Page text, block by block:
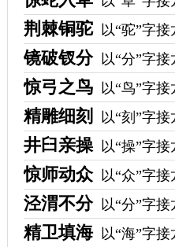
荆棘铜驼 以“驼”字接
镜破钗分 以“分”字接
惊弓之鸟 以“鸟”字接
精雕细刻 以“刻”字接
井臼亲操 以“操”字接
惊师动众 以“众”字接
泾渭不分 以“分”字接
精卫填海 以“海”字接